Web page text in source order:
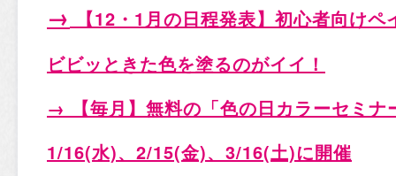
→ 【12・1 月の日程発表】初心者向け
ビビッときた色を塗るのがイイ！
→ 【毎月】無料の「色の日カラーセミナ
1/16(水)、2/15(金)、3/16(土)に開催